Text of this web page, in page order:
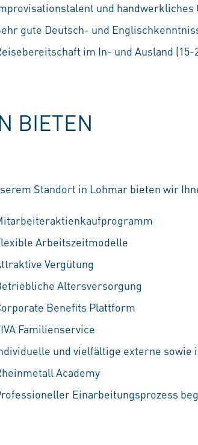
und handwerkliches
gute Deutsch- und
im In- und Ausland (15-
BIETEN
Standort in Lohmar bieten wir
Arbeitszeitmodelle
Vergütung
Altersversorgung
Benefits Plattform
Familienservice
und vielfältige externe
Academy
Einarbeitungsprozess